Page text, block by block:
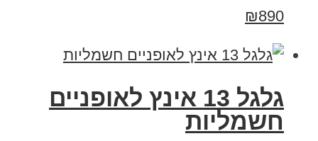
₪890
גלגל 13 אינץ לאופניים
חשמליות